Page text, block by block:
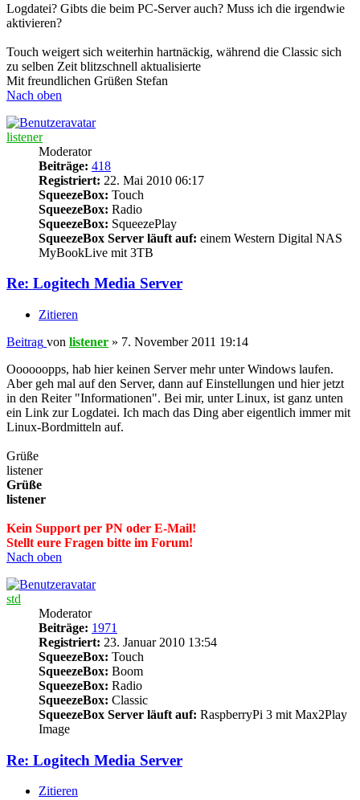
Logdatei? Gibts die beim PC-Server auch? Muss ich die irgendwie
aktivieren?
Touch weigert sich weiterhin hartnäckig, während die Classic sich
zu selben Zeit blitzschnell aktualisierte
Mit freundlichen Grüßen Stefan
Nach oben
listener
Moderator
Beiträge: 418
Registriert: 22. Mai 2010 06:17
SqueezeBox: Touch
SqueezeBox: Radio
SqueezeBox: SqueezePlay
SqueezeBox Server läuft auf: einem Western Digital NAS
MyBookLive mit 3TB
Re: Logitech Media Server
Zitieren
Beitrag von listener » 7. November 2011 19:14
Oooooopps, hab hier keinen Server mehr unter Windows laufen.
Aber geh mal auf den Server, dann auf Einstellungen und hier jetzt
in den Reiter "Informationen". Bei mir, unter Linux, ist ganz unten
ein Link zur Logdatei. Ich mach das Ding aber eigentlich immer mit
Linux-Bordmitteln auf.
Grüße
listener
Grüße
listener
Kein Support per PN oder E-Mail!
Stellt eure Fragen bitte im Forum!
Nach oben
std
Moderator
Beiträge: 1971
Registriert: 23. Januar 2010 13:54
SqueezeBox: Touch
SqueezeBox: Boom
SqueezeBox: Radio
SqueezeBox: Classic
SqueezeBox Server läuft auf: RaspberryPi 3 mit Max2Play
Image
Re: Logitech Media Server
Zitieren